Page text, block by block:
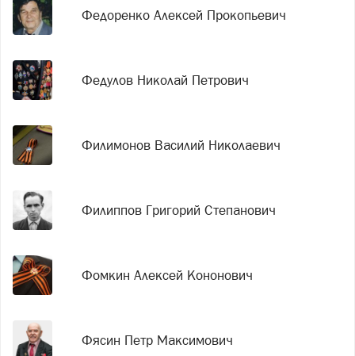
Федоренко Алексей Прокопьевич
Федулов Николай Петрович
Филимонов Василий Николаевич
Филиппов Григорий Степанович
Фомкин Алексей Кононович
Фясин Петр Максимович